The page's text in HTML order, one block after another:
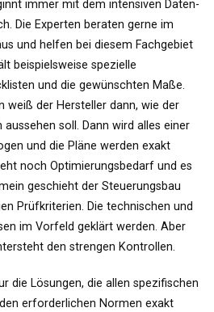
immer mit dem intensiven Daten-
Die Experten beraten gerne im
und helfen bei diesem Fachgebiet
beispielsweise spezielle
und die gewünschten Maße.
weiß der Hersteller dann, wie der
soll. Dann wird alles einer
und die Pläne werden exakt
noch Optimierungsbedarf und es
geschieht der Steuerungsbau
Prüfkriterien. Die technischen und
im Vorfeld geklärt werden. Aber
den strengen Kontrollen.
die Lösungen, die allen spezifischen
erforderlichen Normen exakt